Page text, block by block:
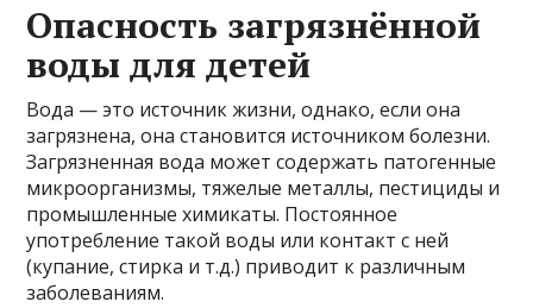
Опасность загрязнённой
воды для детей
Вода — это источник жизни, однако, если она
загрязнена, она становится источником болезни.
Загрязненная вода может содержать патогенные
микроорганизмы, тяжелые металлы, пестициды и
промышленные химикаты. Постоянное
употребление такой воды или контакт с ней
(купание, стирка и т.д.) приводит к различным
заболеваниям.